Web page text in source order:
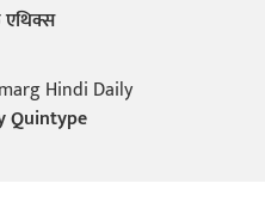
Hindi Daily
Quintype